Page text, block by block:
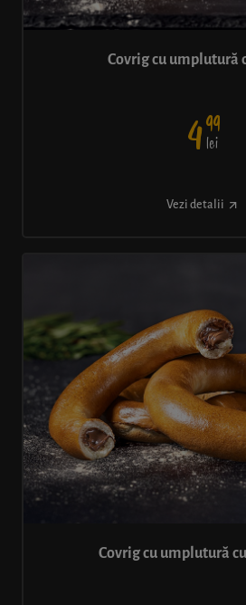
Covrig cu umplutură
499
lei
Vezi detalii
Covrig cu umplutură